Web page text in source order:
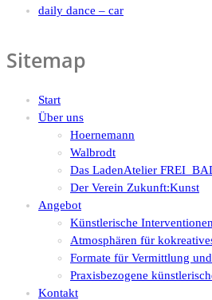
daily dance – car
Sitemap
Start
Über uns
Hoernemann
Walbrodt
Das LadenAtelier
Der Verein Zukunft:Kunst
Angebot
Künstlerische
Atmosphären für
Formate für Vermittlung
Praxisbezogene
Kontakt